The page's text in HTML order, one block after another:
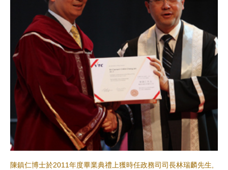
陳鎮仁博士於2011年度畢業典禮上獲時任政務司司長林瑞麟先生,